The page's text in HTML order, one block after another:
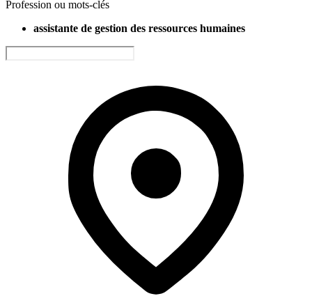
Profession ou mots-clés
assistante de gestion des ressources humaines